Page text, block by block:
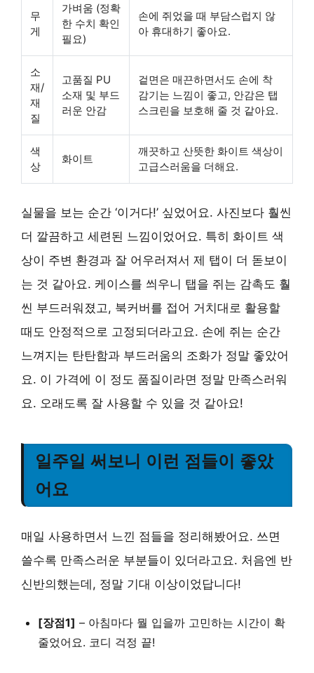
무
게
가벼움 (정확
한 수치 확인
필요)
손에 쥐었을 때 부담스럽지 않
아 휴대하기 좋아요.
소
재/
재
질
고품질 PU
소재 및 부드
러운 안감
겉면은 매끈하면서도 손에 착
감기는 느낌이 좋고, 안감은 탭
스크린을 보호해 줄 것 같아요.
색
상
화이트
깨끗하고 산뜻한 화이트 색상이
고급스러움을 더해요.
실물을 보는 순간 ‘이거다!’ 싶었어요. 사진보다 훨씬
더 깔끔하고 세련된 느낌이었어요. 특히 화이트 색
상이 주변 환경과 잘 어우러져서 제 탭이 더 돋보이
는 것 같아요. 케이스를 씌우니 탭을 쥐는 감촉도 훨
씬 부드러워졌고, 북커버를 접어 거치대로 활용할
때도 안정적으로 고정되더라고요. 손에 쥐는 순간
느껴지는 탄탄함과 부드러움의 조화가 정말 좋았어
요. 이 가격에 이 정도 품질이라면 정말 만족스러워
요. 오래도록 잘 사용할 수 있을 것 같아요!
일주일 써보니 이런 점들이 좋았
어요
매일 사용하면서 느낀 점들을 정리해봤어요. 쓰면
쓸수록 만족스러운 부분들이 있더라고요. 처음엔 반
신반의했는데, 정말 기대 이상이었답니다!
[장점1] – 아침마다 뭘 입을까 고민하는 시간이 확
줄었어요. 코디 걱정 끝!